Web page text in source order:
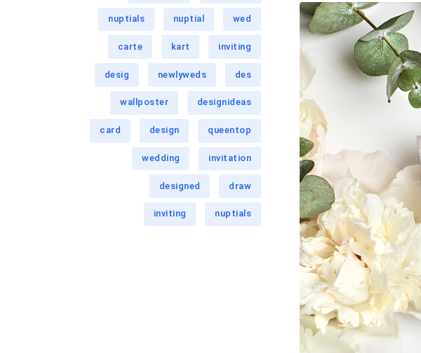
wed
nuptial
nuptials
inviting
kart
carte
des
newlyweds
desig
designideas
wallposter
queentop
design
card
invitation
wedding
draw
designed
nuptials
inviting